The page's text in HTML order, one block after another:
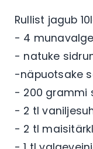
Rullist jagub
- 4
- natuke
-näpuotsake
- 200 grammi
- 2 tl
- 2 tl